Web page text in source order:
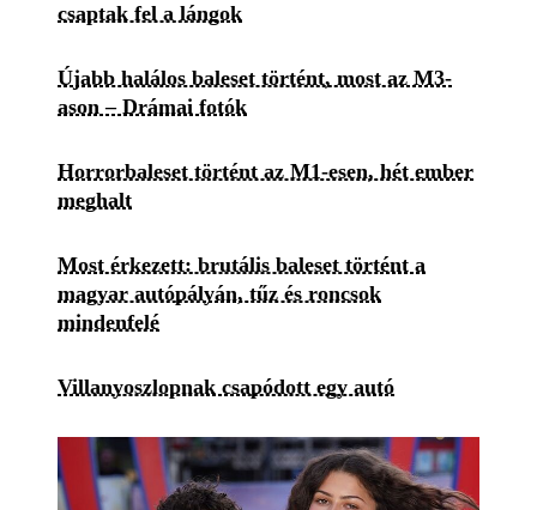
csaptak fel a lángok
Újabb halálos baleset történt, most az M3-
ason – Drámai fotók
Horrorbaleset történt az M1-esen, hét ember
meghalt
Most érkezett: brutális baleset történt a
magyar autópályán, tűz és roncsok
mindenfelé
Villanyoszlopnak csapódott egy autó